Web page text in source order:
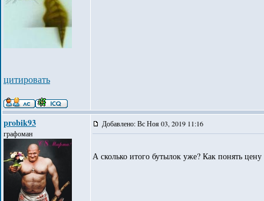
цитировать
probik93
графоман
Добавлено: Вс Ноя 03, 2019 11:16
А сколько итого бутылок уже? Как понять